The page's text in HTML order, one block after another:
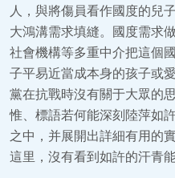
人，與將傷員看作國度的兒
大鴻溝需求填縫。國度需求
社會機構等多重中介把這個
子平易近當成本身的孩子或
黨在抗戰時沒有關于大眾的
惟、標語若何能深刻陸萍如
之中，并展開出詳細有用的
這里，沒有看到如許的汗青能